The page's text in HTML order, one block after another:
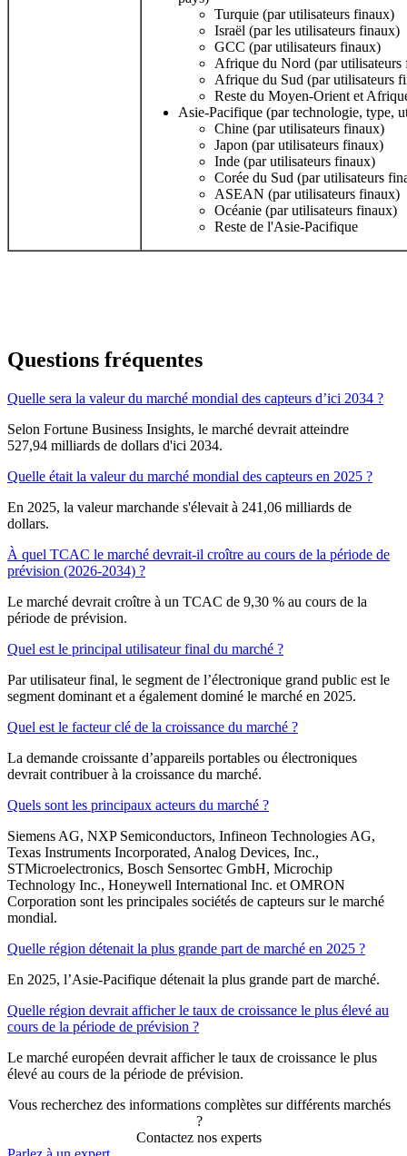
Turquie (par utilisateurs finaux)
Israël (par les utilisateurs finaux)
GCC (par utilisateurs finaux)
Afrique du Nord (par utilisateurs
Afrique du Sud (par utilisateurs
Reste du Moyen-Orient et
Asie-Pacifique (par technologie, type,
Chine (par utilisateurs finaux)
Japon (par utilisateurs finaux)
Inde (par utilisateurs finaux)
Corée du Sud (par utilisateurs
ASEAN (par utilisateurs finaux)
Océanie (par utilisateurs finaux)
Reste de l'Asie-Pacifique
Questions fréquentes
Quelle sera la valeur du marché mondial des capteurs d’ici 2034 ?
Selon Fortune Business Insights, le marché devrait atteindre
527,94 milliards de dollars d'ici 2034.
Quelle était la valeur du marché mondial des capteurs en 2025 ?
En 2025, la valeur marchande s'élevait à 241,06 milliards de
dollars.
À quel TCAC le marché devrait-il croître au cours de la période de
prévision (2026-2034) ?
Le marché devrait croître à un TCAC de 9,30 % au cours de la
période de prévision.
Quel est le principal utilisateur final du marché ?
Par utilisateur final, le segment de l’électronique grand public est le
segment dominant et a également dominé le marché en 2025.
Quel est le facteur clé de la croissance du marché ?
La demande croissante d’appareils portables ou électroniques
devrait contribuer à la croissance du marché.
Quels sont les principaux acteurs du marché ?
Siemens AG, NXP Semiconductors, Infineon Technologies AG,
Texas Instruments Incorporated, Analog Devices, Inc.,
STMicroelectronics, Bosch Sensortec GmbH, Microchip
Technology Inc., Honeywell International Inc. et OMRON
Corporation sont les principales sociétés de capteurs sur le marché
mondial.
Quelle région détenait la plus grande part de marché en 2025 ?
En 2025, l’Asie-Pacifique détenait la plus grande part de marché.
Quelle région devrait afficher le taux de croissance le plus élevé au
cours de la période de prévision ?
Le marché européen devrait afficher le taux de croissance le plus
élevé au cours de la période de prévision.
Vous recherchez des informations complètes sur différents marchés
?
Contactez nos experts